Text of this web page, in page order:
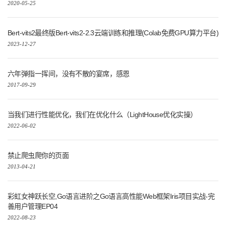
2020-05-25
Bert-vits2最终版Bert-vits2-2.3云端训练和推理(Colab免费GPU算力平台)
2023-12-27
六年弹指一挥间，没有不散的宴席，感恩
2017-09-29
当我们进行性能优化，我们在优化什么（LightHouse优化实操）
2022-06-02
禁止爬虫爬你的页面
2013-04-21
彩虹女神跃长空,Go语言进阶之Go语言高性能Web框架Iris项目实战-完
善用户管理EP04
2022-08-23